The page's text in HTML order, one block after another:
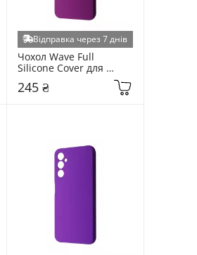
Відправка через 7 днів
Чохол Wave Full
Silicone Cover для
Samsung Galaxy S931
S25 Purple (6931495072)
245 ₴